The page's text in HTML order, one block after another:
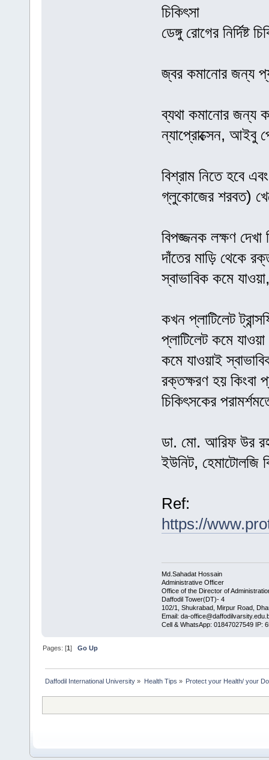
চিকিৎসা
ডেঙ্গু রোগের নির্দিষ্ট
জ্বর কমানোর জন্য
ব্যথা কমানোর জন্য
ন্যাপ্রোক্সেন, আইবু
বিশ্রাম নিতে হবে
গ্লুকোজের শরবত)
বিপজ্জনক লক্ষণ দেখা
দাঁতের মাড়ি থেকে
স্বাভাবিক কমে
কখন প্লাটিলেট
প্লাটিলেট কমে
কমে যাওয়াই
রক্তক্ষরণ হয় কিংবা
চিকিৎসকের
ডা. মো. আরিফ উর
ইউনিট, হেমাটোলজি
Ref:
https://
Md.Sahadat Hossain
Administrative Officer
Office of the Director of
Daffodil Tower(DT)- 4
102/1, Shukrabad, Mirpur Road,
Email: da-
Cell & WhatsApp: 01847027549 IP:
Pages: [1]Go Up
Daffodil International University » Health Tips » Protect your Health/ your